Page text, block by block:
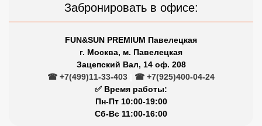
Забронировать в офисе:
FUN&SUN PREMIUM Павелецкая
г. Москва, м. Павелецкая
Зацепский Вал, 14 оф. 208
☎ +7(499)11-33-403
☎ +7(925)400-04-24
✅ Время работы:
Пн-Пт 10:00-19:00
Сб-Вс 11:00-16:00